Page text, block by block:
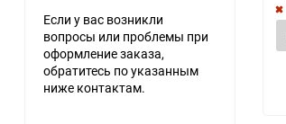
Если у вас возникли
вопросы или проблемы при
оформление заказа,
обратитесь по указанным
ниже контактам.